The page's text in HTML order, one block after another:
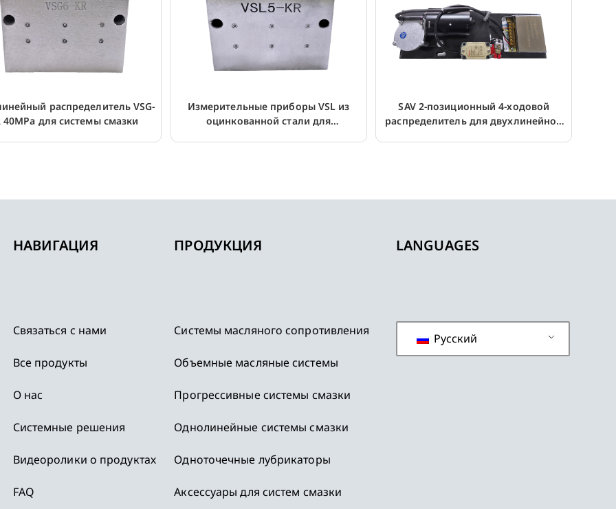
распределитель VSG-
40MPa для системы смазки
Измерительные приборы VSL из
оцинкованной стали для
SAV 2-позиционный 4-ходовой
распределитель для двухлинейной
НАВИГАЦИЯ
Связаться с нами
Все продукты
О нас
Системные решения
Видеоролики о продуктах
FAQ
ПРОДУКЦИЯ
Системы масляного сопротивления
Объемные масляные системы
Прогрессивные системы смазки
Однолинейные системы смазки
Одноточечные лубрикаторы
Аксессуары для систем смазки
LANGUAGES
Русский